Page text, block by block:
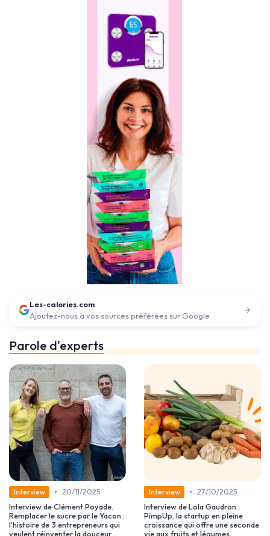
Les-calories.com
Ajoutez-nous à vos sources préférées sur Google
Parole d'experts
Interview • 20/11/2025
Interview de Clément Poyade.
Remplacer le sucre par le Yacon :
l’histoire de 3 entrepreneurs qui
veulent réinventer la douceur
Interview • 27/10/2025
Interview de Lola Gaudron :
PimpUp, la startup en pleine
croissance qui offre une seconde
vie aux fruits et légumes